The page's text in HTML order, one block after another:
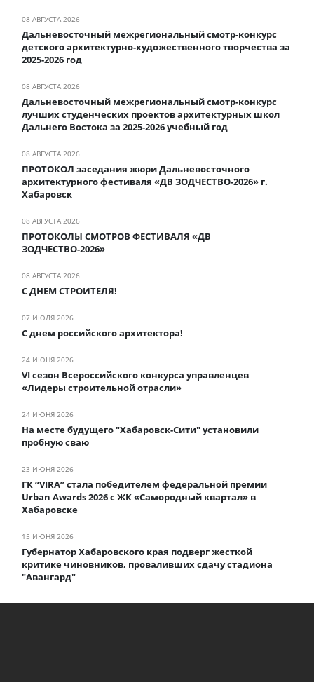
08 АВГУСТА 2026
Дальневосточный межрегиональный смотр-конкурс
детского архитектурно-художественного творчества за
2025-2026 год
08 АВГУСТА 2026
Дальневосточный межрегиональный смотр-конкурс
лучших студенческих проектов архитектурных школ
Дальнего Востока за 2025-2026 учебный год
08 АВГУСТА 2026
ПРОТОКОЛ заседания жюри Дальневосточного
архитектурного фестиваля «ДВ ЗОДЧЕСТВО-2026» г.
Хабаровск
08 АВГУСТА 2026
ПРОТОКОЛЫ СМОТРОВ ФЕСТИВАЛЯ «ДВ
ЗОДЧЕСТВО-2026»
08 АВГУСТА 2026
С ДНЕМ СТРОИТЕЛЯ!
07 ИЮЛЯ 2026
С днем российского архитектора!
24 ИЮНЯ 2026
VI сезон Всероссийского конкурса управленцев
«Лидеры строительной отрасли»
24 ИЮНЯ 2026
На месте будущего "Хабаровск-Сити" установили
пробную сваю
23 ИЮНЯ 2026
ГК “VIRA” стала победителем федеральной премии
Urban Awards 2026 с ЖК «Самородный квартал» в
Хабаровске
15 ИЮНЯ 2026
Губернатор Хабаровского края подверг жесткой
критике чиновников, проваливших сдачу стадиона
"Авангард"